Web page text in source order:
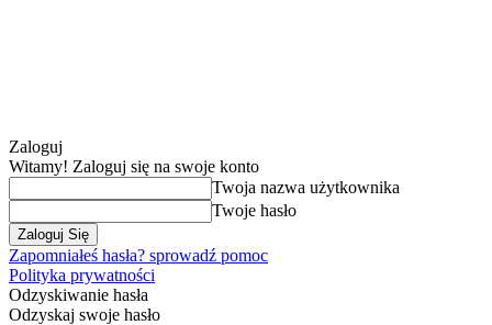
Zaloguj
Witamy! Zaloguj się na swoje konto
Twoja nazwa użytkownika
Twoje hasło
Zapomniałeś hasła? sprowadź pomoc
Polityka prywatności
Odzyskiwanie hasła
Odzyskaj swoje hasło